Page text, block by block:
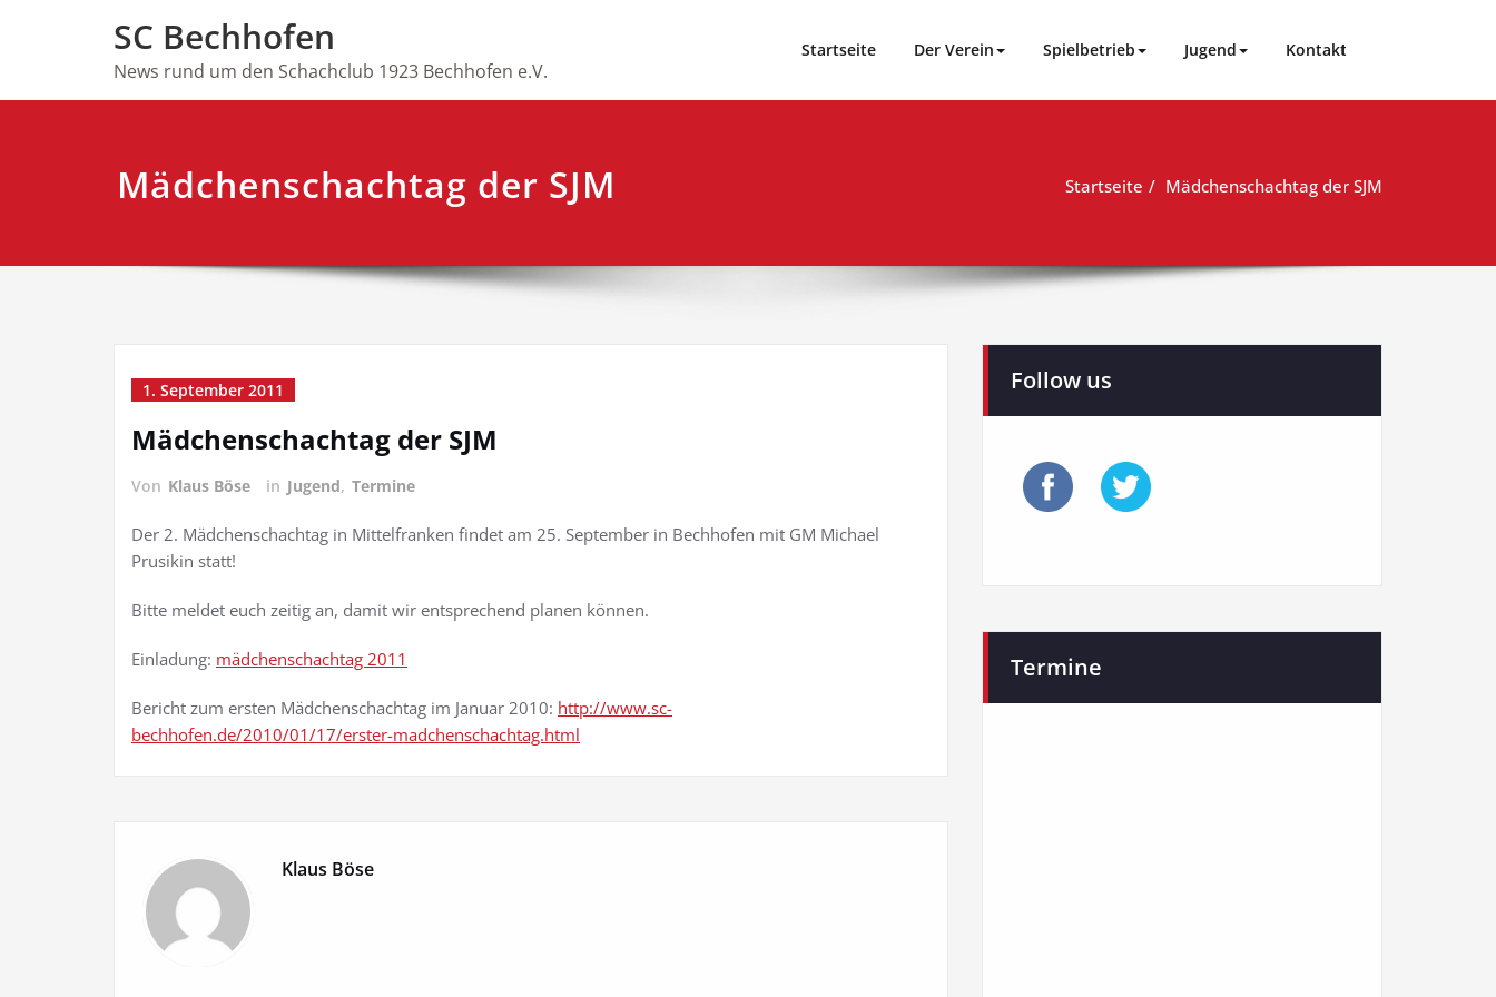
SC Bechhofen
News rund um den Schachclub 1923 Bechhofen e.V.
Startseite Der Verein Spielbetrieb Jugend Kontakt
Mädchenschachtag der SJM Startseite Mädchenschachtag der SJM
1. September 2011
Mädchenschachtag der SJM
Von Klaus Böse in Jugend, Termine
Der 2. Mädchenschachtag in Mittelfranken findet am 25. September in Bechhofen mit GM Michael
Prusikin statt!
Bitte meldet euch zeitig an, damit wir entsprechend planen können.
Einladung: mädchenschachtag 2011
Bericht zum ersten Mädchenschachtag im Januar 2010: http://www.sc-
bechhofen.de/2010/01/17/erster-madchenschachtag.html
Klaus Böse
Follow us
Termine